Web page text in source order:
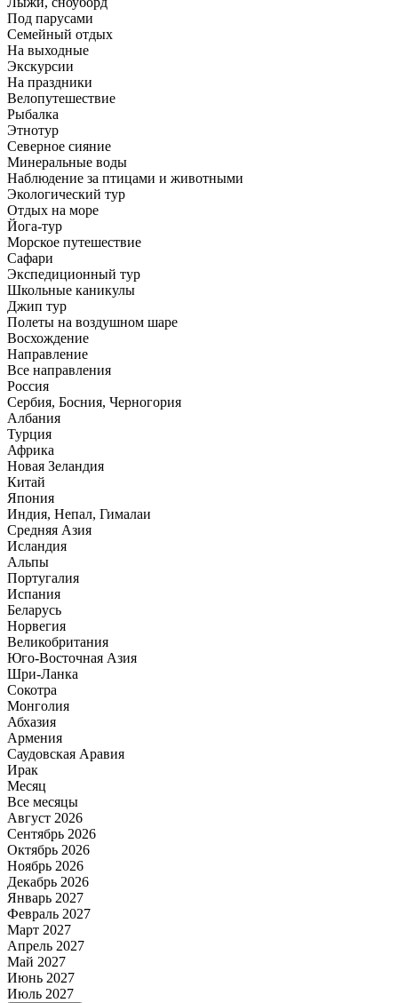
Под парусами
Семейный отдых
На выходные
Экскурсии
На праздники
Велопутешествие
Рыбалка
Этнотур
Северное сияние
Минеральные воды
Наблюдение за птицами и животными
Экологический тур
Отдых на море
Йога-тур
Морское путешествие
Сафари
Экспедиционный тур
Школьные каникулы
Джип тур
Полеты на воздушном шаре
Восхождение
Направлениe
Все направления
Россия
Сербия, Босния, Черногория
Албания
Турция
Африка
Новая Зеландия
Китай
Япония
Индия, Непал, Гималаи
Средняя Азия
Исландия
Альпы
Португалия
Испания
Беларусь
Норвегия
Великобритания
Юго-Восточная Азия
Шри-Ланка
Сокотра
Монголия
Абхазия
Армения
Саудовская Аравия
Ирак
Месяц
Все месяцы
Август 2026
Сентябрь 2026
Октябрь 2026
Ноябрь 2026
Декабрь 2026
Январь 2027
Февраль 2027
Март 2027
Апрель 2027
Май 2027
Июнь 2027
Июль 2027